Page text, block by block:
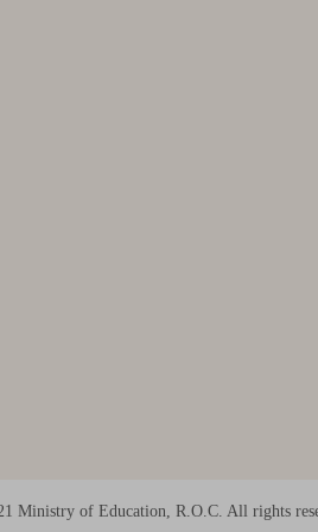
Ministry of Education, R.O.C. All rights